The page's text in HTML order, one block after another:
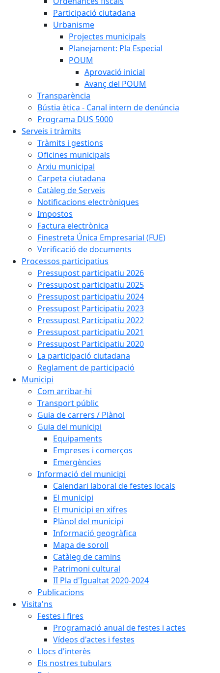
Participació ciutadana
Urbanisme
Projectes municipals
Planejament: Pla Especial
POUM
Aprovació inicial
Avanç del POUM
Transparència
Bústia ètica - Canal intern de denúncia
Programa DUS 5000
Serveis i tràmits
Tràmits i gestions
Oficines municipals
Arxiu municipal
Carpeta ciutadana
Catàleg de Serveis
Notificacions electròniques
Impostos
Factura electrònica
Finestreta Única Empresarial (FUE)
Verificació de documents
Processos participatius
Pressupost participatiu 2026
Pressupost participatiu 2025
Pressupost participatiu 2024
Pressupost Participatiu 2023
Pressupost Participatiu 2022
Pressupost participatiu 2021
Pressupost Participatiu 2020
La participació ciutadana
Reglament de participació
Municipi
Com arribar-hi
Transport públic
Guia de carrers / Plànol
Guia del municipi
Equipaments
Empreses i comerços
Emergències
Informació del municipi
Calendari laboral de festes locals
El municipi
El municipi en xifres
Plànol del municipi
Informació geogràfica
Mapa de soroll
Catàleg de camins
Patrimoni cultural
II Pla d'Igualtat 2020-2024
Publicacions
Visita'ns
Festes i fires
Programació anual de festes i actes
Vídeos d'actes i festes
Llocs d'interès
Els nostres tubulars